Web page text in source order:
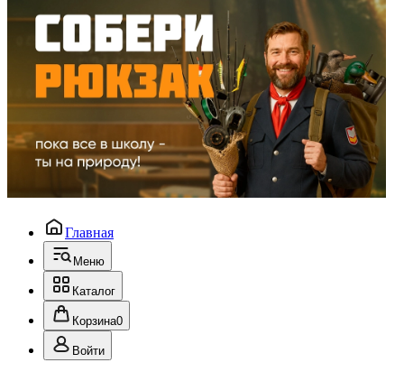
Главная
Меню
Каталог
Корзина0
Войти